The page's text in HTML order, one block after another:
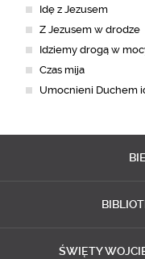
Idę z Jezusem
Z Jezusem w drodze
Idziemy drogą w
Czas mija
Umocnieni Duchem
ŚWIĘTY